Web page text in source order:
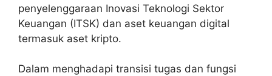
penyelenggaraan Inovasi Teknologi Sektor
Keuangan (ITSK) dan aset keuangan digital
termasuk aset kripto.
Dalam menghadapi transisi tugas dan fungsi